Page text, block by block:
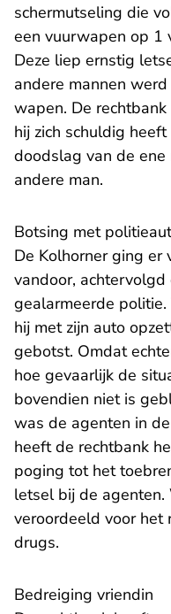
schermutseling die
een vuurwapen op 1
Deze liep ernstig
andere mannen
wapen. De
hij zich schuldig
doodslag van de
andere man.
Botsing met
De Kolhorner ging
vandoor,
gealarmeerde
hij met zijn auto
gebotst. Omdat
hoe gevaarlijk de
bovendien niet is
was de agenten in
heeft de rechtbank
poging tot het
letsel bij de
veroordeeld voor het
drugs.
Bedreiging vriendin